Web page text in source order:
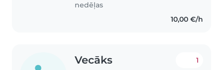
nedēļas
10,00 €/h
Vecāks 1